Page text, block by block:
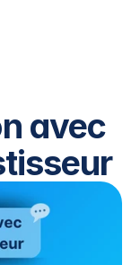
avec